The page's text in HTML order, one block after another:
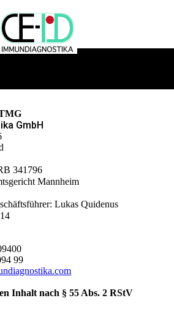
GmbH
341796
Mannheim
Lukas Quidenus
99
Inhalt nach § 55 Abs. 2 RStV